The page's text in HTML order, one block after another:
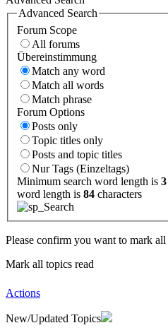
Advanced Search
Forum Scope
All forums
Übereinstimmung
Match any word
Match all words
Match phrase
Forum Options
Posts only
Topic titles only
Posts and topic titles
Nur Tags (Einzeltags)
Minimum search word length is 3
word length is 84 characters
Please confirm you want to mark all
Mark all topics read
Actions
New/Updated Topics